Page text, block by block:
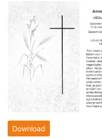
Download